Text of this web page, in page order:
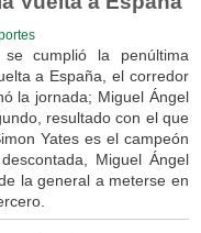
se cumplió la penúltima
a España, el corredor
la jornada; Miguel Ángel
resultado con el que
Yates es el campeón
Miguel Ángel
la general a meterse en